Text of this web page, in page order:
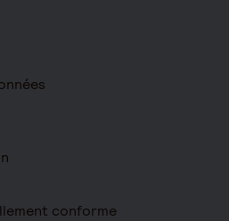
conforme